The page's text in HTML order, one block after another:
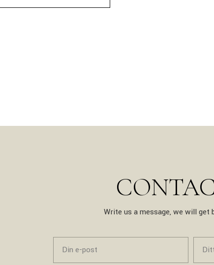
Write us a message, we will get